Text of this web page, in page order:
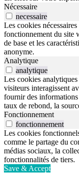
Nécessaire
necessaire
Les cookies
fonctionnement du site
de base et les
anonyme.
Analytique
analytique
Les cookies
visiteurs interagissent
fournir des
taux de rebond, la
Fonctionnement
fonctionnement
Les cookies
comme le partage du
médias sociaux, la
fonctionnalités de tiers.
Save & Accept